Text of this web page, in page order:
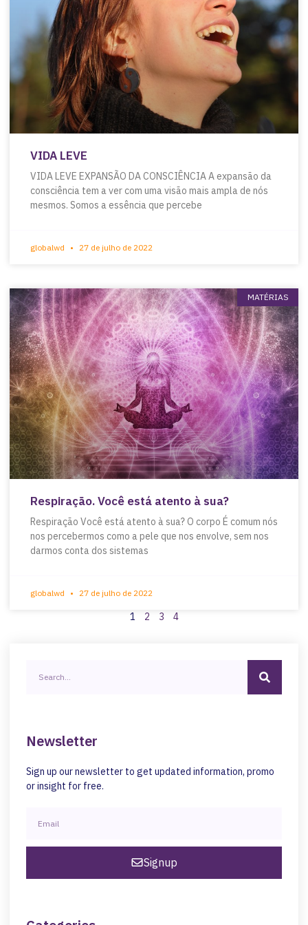
VIDA LEVE
VIDA LEVE EXPANSÃO DA CONSCIÊNCIA A expansão da
consciência tem a ver com uma visão mais ampla de nós
mesmos. Somos a essência que percebe
globalwd 27 de julho de 2022
MATÉRIAS
Respiração. Você está atento à sua?
Respiração Você está atento à sua? O corpo É comum nós
nos percebermos como a pele que nos envolve, sem nos
darmos conta dos sistemas
globalwd 27 de julho de 2022
1 2 3 4
Newsletter
Sign up our newsletter to get updated information, promo
or insight for free.
Signup